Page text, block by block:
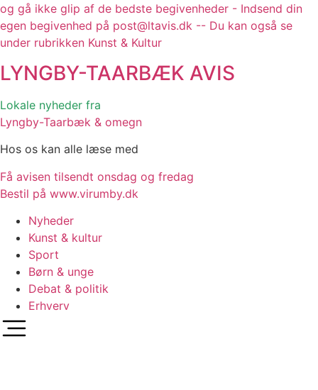
og gå ikke glip af de bedste begivenheder - Indsend din
egen begivenhed på post@ltavis.dk -- Du kan også se
under rubrikken Kunst & Kultur
LYNGBY-TAARBÆK AVIS
Lokale nyheder fra
Lyngby-Taarbæk & omegn
Hos os kan alle læse med
Få avisen tilsendt onsdag og fredag
Bestil på www.virumby.dk
Nyheder
Kunst & kultur
Sport
Børn & unge
Debat & politik
Erhverv